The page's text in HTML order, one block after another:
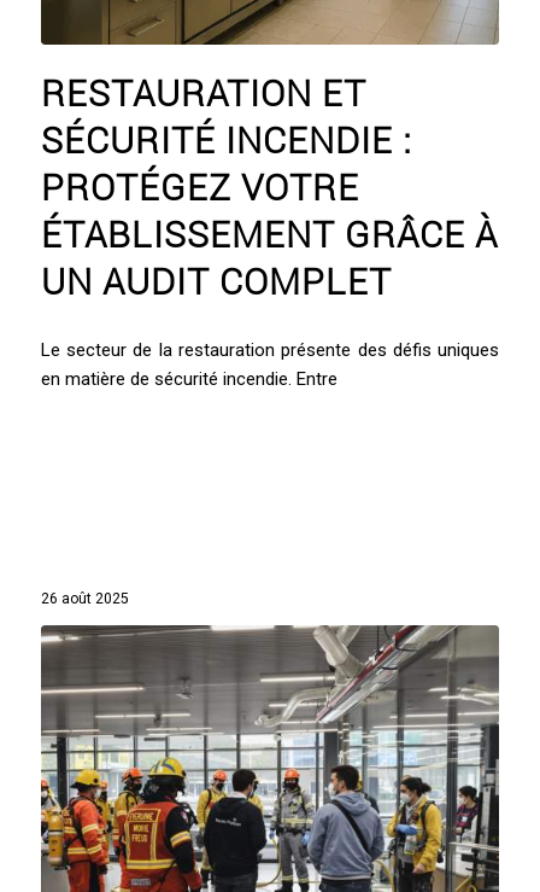
RESTAURATION ET
SÉCURITÉ INCENDIE :
PROTÉGEZ VOTRE
ÉTABLISSEMENT GRÂCE À
UN AUDIT COMPLET
Le secteur de la restauration présente des défis uniques
en matière de sécurité incendie. Entre
26 août 2025